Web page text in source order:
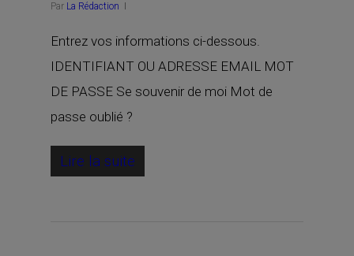
Par La Rédaction
Entrez vos informations ci-dessous.
IDENTIFIANT OU ADRESSE EMAIL MOT
DE PASSE Se souvenir de moi Mot de
passe oublié ?
Lire la suite